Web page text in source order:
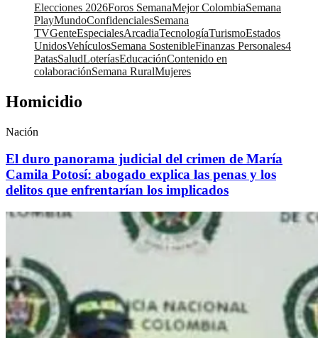
Elecciones 2026Foros SemanaMejor ColombiaSemana
PlayMundoConfidencialesSemana
TVGenteEspecialesArcadiaTecnologíaTurismoEstados
UnidosVehículosSemana SostenibleFinanzas Personales4
PatasSaludLoteríasEducaciónContenido en
colaboraciónSemana RuralMujeres
Homicidio
Nación
El duro panorama judicial del crimen de María
Camila Potosí: abogado explica las penas y los
delitos que enfrentarían los implicados